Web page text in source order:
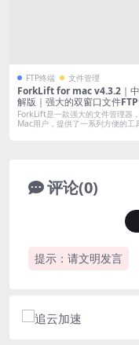
FTP终端 文件管理
ForkLift for mac v4.3.2｜
解版｜强大的双窗口文件
器
ForkLift是一款强大的文件管理器
Mac用户，提供了一系列方便的工
评论(0)
提示：请文明发言